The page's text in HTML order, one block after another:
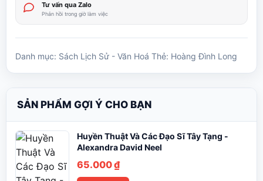
Tư vấn qua Zalo
Phản hồi trong giờ làm việc
Danh mục: Sách Lịch Sử - Văn Hoá Thẻ: Hoàng Đình Long
SẢN PHẨM GỢI Ý CHO BẠN
Huyền Thuật Và Các Đạo Sĩ Tây Tạng -
Alexandra David Neel
65.000₫